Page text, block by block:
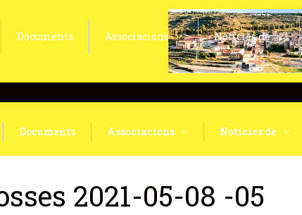
Documents Associacions Notícies de
Documents Associacions Notícies de
2021-05-08 -05